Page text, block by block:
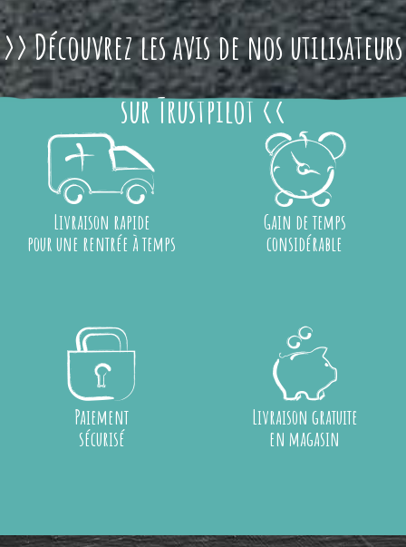
>> Découvrez les avis de nos utilisateurs
sur Trustpilot <<
Livraison rapide
pour une rentrée à temps
Gain de temps
considérable
Paiement
sécurisé
Livraison gratuite
en magasin